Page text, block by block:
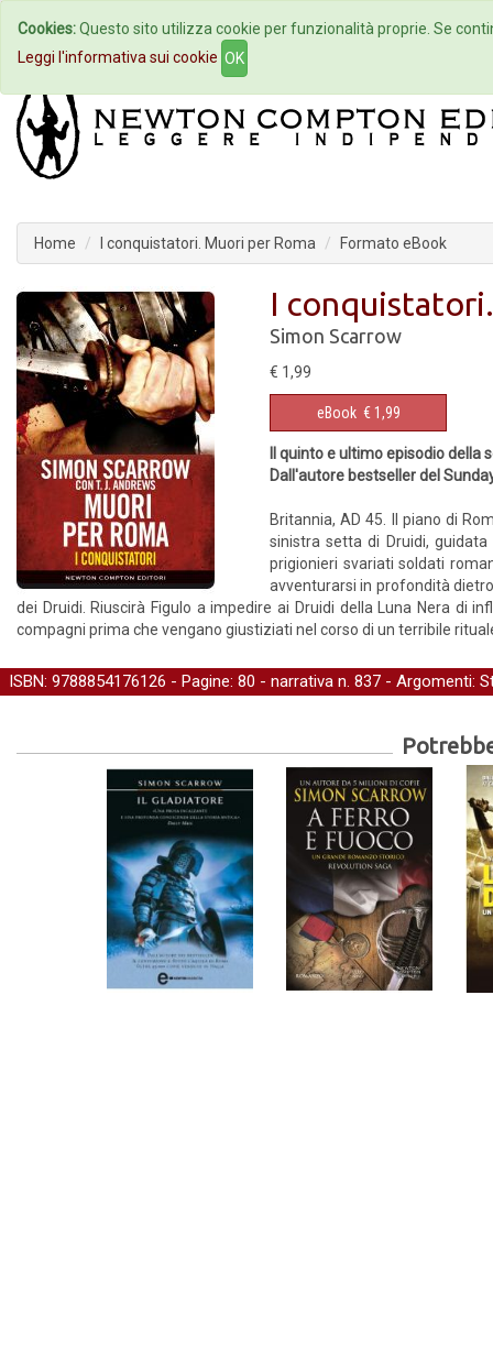
Home Autori Eventi
Home I conquistatori. Muori per Roma Formato eBook
I
Simon Scarrow
€ 1,99
eBook € 1,99
Il quinto e ultimo episodio della
Dall'autore bestseller del
Britannia, AD 45. Il piano di
sinistra setta di Druidi,
prigionieri svariati soldati
avventurarsi in profondità
dei Druidi. Riuscirà Figulo a impedire ai Druidi della Luna Nera di
compagni prima che vengano giustiziati nel corso di un terribile
ISBN: 9788854176126 - Pagine: 80 - narrativa n. 837 - Argomenti:
Cookies:Questo sito utilizza cookie per funzionalità proprie. Se
Leggi l'informativa sui cookie OK